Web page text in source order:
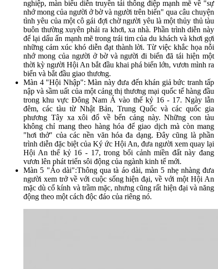
nghiệp, màn biểu diễn truyền tải thông điệp mạnh mẽ về "sự
nhớ mong của người ở bờ và người trên biển" qua câu chuyện
tình yêu của một cô gái đợi chờ người yêu là một thủy thủ tàu
buôn thường xuyên phải ra khơi, xa nhà. Phần trình diễn này
để lại dấu ấn mạnh mẽ trong trái tim của du khách và khơi gợi
những cảm xúc khó diễn đạt thành lời. Từ việc khắc họa nỗi
nhớ mong của người ở bờ và người đi biển đã tái hiện một
thời kỳ người Hội An bắt đầu khai phá biển lớn, vươn mình ra
biển và bắt đầu giao thương.
Màn 4 "Hội Nhập": Màn này đưa đến khán giả bức tranh tấp
nập và sầm uất của một cảng thị thương mại quốc tế hàng đầu
trong khu vực Đông Nam Á vào thế kỷ 16 - 17. Ngày lẫn
đêm, các tàu từ Nhật Bản, Trung Quốc và các quốc gia
phương Tây xa xôi đổ về bến cảng này. Những con tàu
không chỉ mang theo hàng hóa để giao dịch mà còn mang
"hơi thở" của các nền văn hóa đa dạng. Đây cũng là phần
trình diễn đặc biệt của Ký ức Hội An, đưa người xem quay lại
Hội An thế kỷ 16 - 17, trong bối cảnh miền đất này đang
vươn lên phát triển sôi động của ngành kinh tế mới.
Màn 5 "Áo dài":Thông qua tà áo dài, màn 5 nhẹ nhàng đưa
người xem trở về với cuộc sống hiện đại, về với một Hội An
mặc dù cổ kính và trầm mặc, nhưng cũng rất hiện đại và năng
động theo một cách độc đáo của riêng nó.